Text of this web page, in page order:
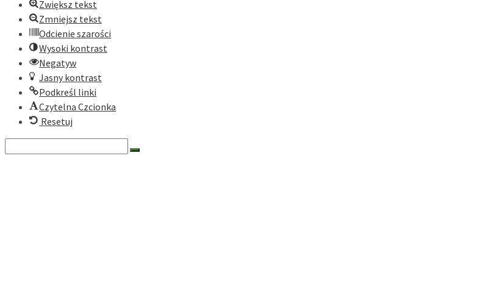
Zwiększ tekst
Zmniejsz tekst
Odcienie szarości
Wysoki kontrast
Negatyw
Jasny kontrast
Podkreśl linki
Czytelna Czcionka
Resetuj